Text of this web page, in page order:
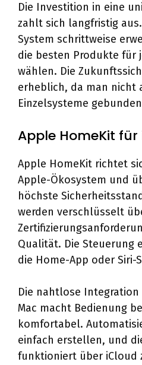
Die Investition in eine
zahlt sich langfristig
System schrittweise
die besten Produkte für
wählen. Die
erheblich, da man nicht
Einzelsysteme
Apple HomeKit für
Apple HomeKit richtet
Apple-Ökosystem und
höchste
werden verschlüsselt
Qualität. Die Steuerung
die Home-App oder Siri-
Die nahtlose Integration
Mac macht Bedienung
komfortabel.
einfach erstellen, und
funktioniert über iCloud